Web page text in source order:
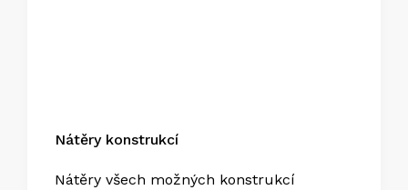
Nátěry konstrukcí
Nátěry všech možných konstrukcí